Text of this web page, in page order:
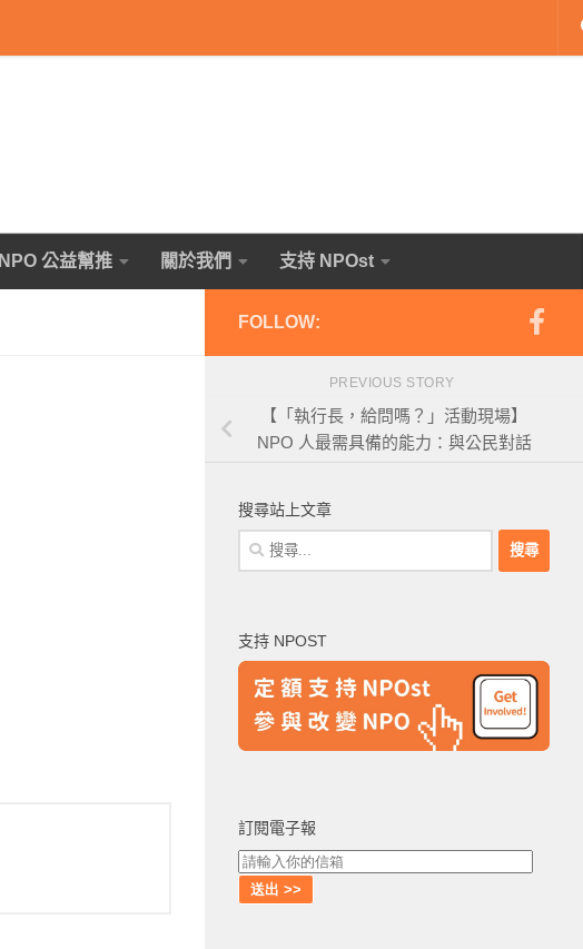
NPO 公益幫推 關於我們 支持 NPOst
FOLLOW:
PREVIOUS STORY
【「執行長，給問嗎？」活動現場】
NPO 人最需具備的能力：與公民對話
搜尋站上文章
搜
尋
字:
支持 NPOST
訂閱電子報